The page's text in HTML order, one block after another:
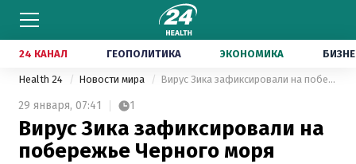
24 КАНАЛ ГЕОПОЛИТИКА ЭКОНОМИКА
Health 24 Новости мира Вирус Зика зафиксировали на побережье Черного моря
29 января, 07:41 1
Вирус Зика зафиксировали на
побережье Черного моря